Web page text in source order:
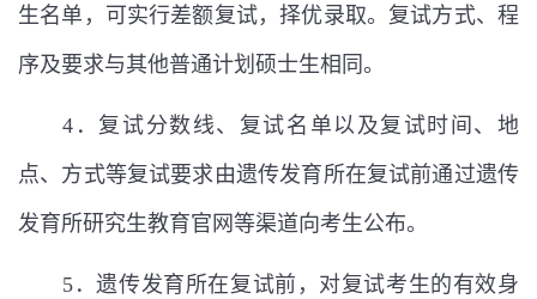
生名单，可实行差额复试，择优录取。复试方式、程
序及要求与其他普通计划硕士生相同。
4 ．复试分数线、复试名单以及复试时间、地
点、方式等复试要求由遗传发育所在复试前通过遗传
发育所研究生教育官网等渠道向考生公布。
5 ．遗传发育所在复试前，对复试考生的有效身